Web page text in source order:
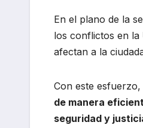
En el plano de la
los conflictos en la
afectan a la
Con este
de manera
seguridad y